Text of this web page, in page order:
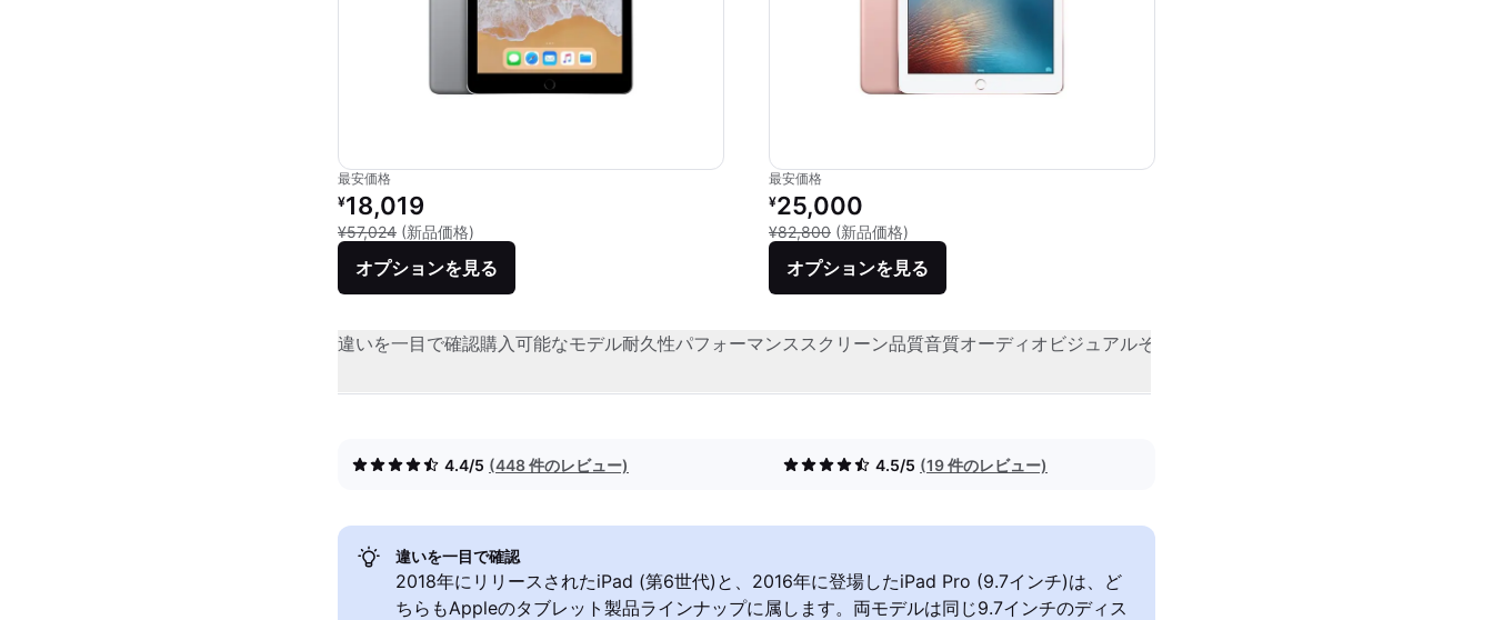
最安価格
リファービッシュ品の価格：
¥18,019
¥57,024 (新品価格)
オプションを見る
最安価格
リファービッシュ品の価格：
¥25,000
¥82,800 (新品価格)
オプションを見る
違いを一目で確認購入可能なモデル耐久性パフォーマンススクリーン品質音質オーディオビジュアルその他
4.4/5 (448 件のレビュー) 4.5/5 (19 件のレビュー)
違いを一目で確認
2018年にリリースされたiPad (第6世代)と、2016年に登場したiPad Pro (9.7インチ)は、ど
ちらもAppleのタブレット製品ラインナップに属します。両モデルは同じ9.7インチのディス